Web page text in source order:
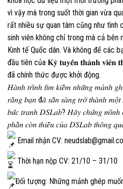
vì vậy mà trong suốt thời gian vừa
rất nhiều sự quan tâm cũng như tình
sinh viên không chỉ trong mà cả bên
Kinh tế Quốc dân. Và không để các
đầu tiên của 𝐊𝐲̀ 𝐭𝐮𝐲𝐞̂̉𝐧 𝐭𝐡𝐚̀𝐧𝐡
đã chính thức được khởi động.
𝐻𝑎̀𝑛ℎ 𝑡𝑟𝑖̀𝑛ℎ 𝑡𝑖̀𝑚 𝑘𝑖𝑒̂́𝑚 𝑛ℎ𝑢̛̃𝑛𝑔 𝑚𝑎̉𝑛ℎ
𝑟𝑎̆̀𝑛𝑔 𝑏𝑎̣𝑛 đ𝑎̃ 𝑠𝑎̆̃𝑛 𝑠𝑎̀𝑛𝑔 𝑡𝑟𝑜̛̉ 𝑡ℎ𝑎̀𝑛ℎ
𝑏𝑢̛́𝑐 𝑡𝑟𝑎𝑛ℎ 𝐷𝑆𝐿𝑎𝑏? 𝐻𝑎̃𝑦 𝑐ℎ𝑢̛́𝑛𝑔 𝑚𝑖̀𝑛ℎ
𝑝ℎ𝑎̂̀𝑛 𝑐𝑜̀𝑛 𝑡ℎ𝑖𝑒̂́𝑢 𝑐𝑢̉𝑎 𝐷𝑆𝐿𝑎𝑏 𝑡ℎ𝑜̂𝑛𝑔
Email nhận CV:
Thời hạn nộp CV: 21/10 – 31/10
Đối tượng: Những mảnh ghép